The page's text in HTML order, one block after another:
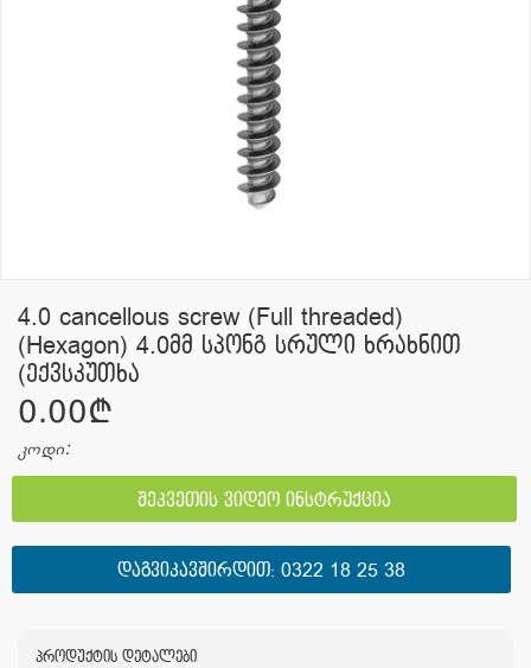
4.0 cancellous screw (Full threaded)
(Hexagon) 4.0მმ სპონგ სრული ხრახნით
(ექვსკუთხა
0.00¢
კოდი:
შეკვეთის ვიდეო ინსტრუქცია
ᲓᲐᲒᲕᲘᲙᲐᲕᲨᲘᲠᲓᲘᲗ:0322 18 25 38
პროდუქტის დეტალები